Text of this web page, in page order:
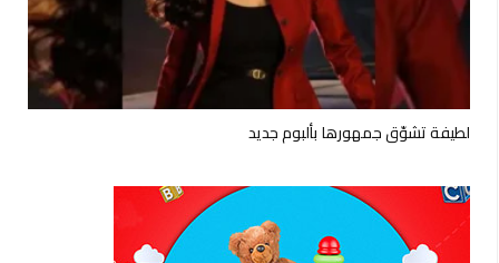
لطيفة تشوّق جمهورها بألبوم جديد